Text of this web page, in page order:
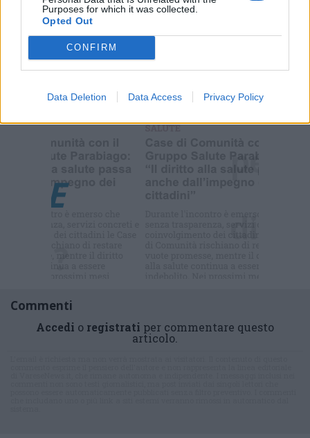
Purposes for which it was collected.
Opted Out
CONFIRM
Data Deletion Data Access Privacy Policy
Selezioniamo per te
Commenti
Accedi o registrati per commentare questo
articolo.